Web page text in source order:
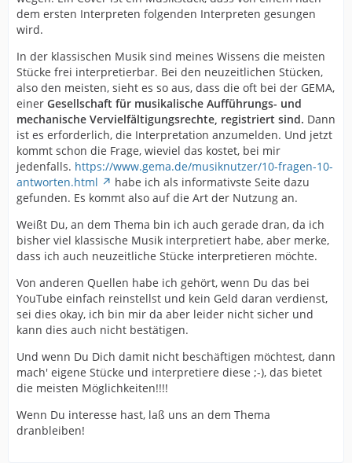
dem ersten Interpreten folgenden Interpreten gesungen
wird.
In der klassischen Musik sind meines Wissens die meisten
Stücke frei interpretierbar. Bei den neuzeitlichen Stücken,
also den meisten, sieht es so aus, dass die oft bei der GEMA,
einer Gesellschaft für musikalische Aufführungs- und
mechanische Vervielfältigungsrechte, registriert sind. Dann
ist es erforderlich, die Interpretation anzumelden. Und jetzt
kommt schon die Frage, wieviel das kostet, bei mir
jedenfalls. https://www.gema.de/musiknutzer/10-fragen-10-
antworten.html
habe ich als informativste Seite dazu
gefunden. Es kommt also auf die Art der Nutzung an.
Weißt Du, an dem Thema bin ich auch gerade dran, da ich
bisher viel klassische Musik interpretiert habe, aber merke,
dass ich auch neuzeitliche Stücke interpretieren möchte.
Von anderen Quellen habe ich gehört, wenn Du das bei
YouTube einfach reinstellst und kein Geld daran verdienst,
sei dies okay, ich bin mir da aber leider nicht sicher und
kann dies auch nicht bestätigen.
Und wenn Du Dich damit nicht beschäftigen möchtest, dann
mach' eigene Stücke und interpretiere diese ;-), das bietet
die meisten Möglichkeiten!!!!
Wenn Du interesse hast, laß uns an dem Thema
dranbleiben!